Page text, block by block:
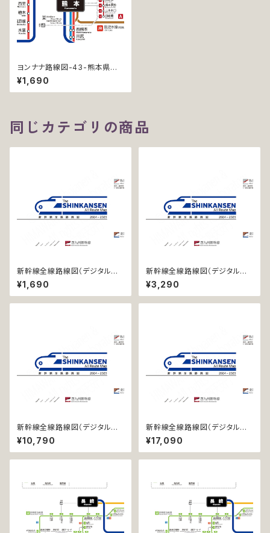
ヨンナナ路線図-43-熊本県の
鉄道 (Kumamoto / デジタル /
LT)
¥1,690
同じカテゴリの商品
新幹線全線路線図（デジタル版
／LT）
¥1,690
新幹線全線路線図（デジタル版
／LT-NC）
¥3,290
新幹線全線路線図（デジタル版
／PRO）
¥10,790
新幹線全線路線図（デジタル版
／PRO-NC）
¥17,090